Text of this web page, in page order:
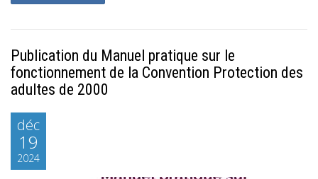
Publication du Manuel pratique sur le
fonctionnement de la Convention Protection des
adultes de 2000
déc
19
2024